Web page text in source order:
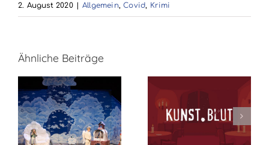
2. August 2020 | Allgemein,Covid, Krimi
Ähnliche Beiträge
Kunst.Blut –
Kriminalistisches
– Zeugin der